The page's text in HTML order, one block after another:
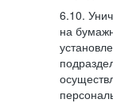
6.10.
на